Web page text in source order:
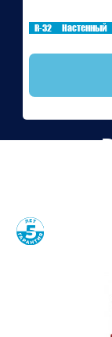
R-32 Настенный